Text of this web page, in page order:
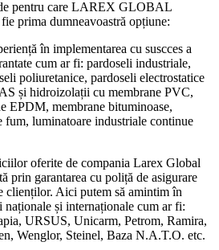
pentru care LAREX GLOBAL
prima dumneavoastră opțiune:
în implementarea cu suscces a
cum ar fi: pardoseli industriale,
poliuretanice, pardoseli electrostatice
și hidroizolații cu membrane PVC,
EPDM, membrane bituminoase,
fum, luminatoare industriale continue
oferite de compania Larex Global
prin garantarea cu poliță de asigurare
clienților. Aici putem să amintim în
naționale și internaționale cum ar fi:
URSUS, Unicarm, Petrom, Ramira,
Wenglor, Steinel, Baza N.A.T.O. etc.